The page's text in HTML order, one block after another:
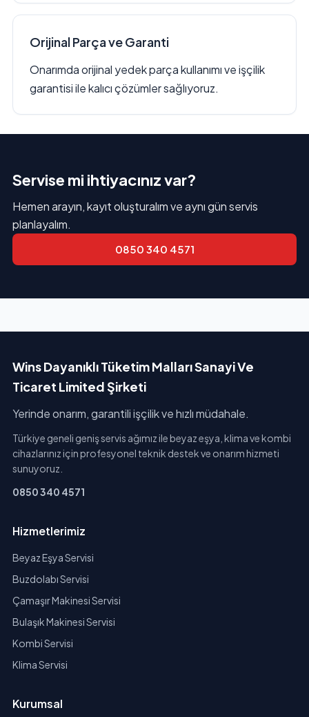
Orijinal Parça ve Garanti
Onarımda orijinal yedek parça kullanımı ve işçilik
garantisi ile kalıcı çözümler sağlıyoruz.
Servise mi ihtiyacınız var?
Hemen arayın, kayıt oluşturalım ve aynı gün servis
planlayalım.
0850 340 4571
Wins Dayanıklı Tüketim Malları Sanayi Ve
Ticaret Limited Şirketi
Yerinde onarım, garantili işçilik ve hızlı müdahale.
Türkiye geneli geniş servis ağımız ile beyaz eşya, klima ve kombi
cihazlarınız için profesyonel teknik destek ve onarım hizmeti
sunuyoruz.
0850 340 4571
Hizmetlerimiz
Beyaz Eşya Servisi
Buzdolabı Servisi
Çamaşır Makinesi Servisi
Bulaşık Makinesi Servisi
Kombi Servisi
Klima Servisi
Kurumsal